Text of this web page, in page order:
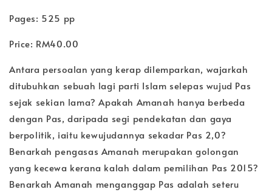
Pages: 525 pp
Price: RM40.00
Antara persoalan yang kerap dilemparkan, wajarkah
ditubuhkan sebuah lagi parti Islam selepas wujud Pas
sejak sekian lama? Apakah Amanah hanya berbeda
dengan Pas, daripada segi pendekatan dan gaya
berpolitik, iaitu kewujudannya sekadar Pas 2,0?
Benarkah pengasas Amanah merupakan golongan
yang kecewa kerana kalah dalam pemilihan Pas 2015?
Benarkah Amanah menganggap Pas adalah seteru